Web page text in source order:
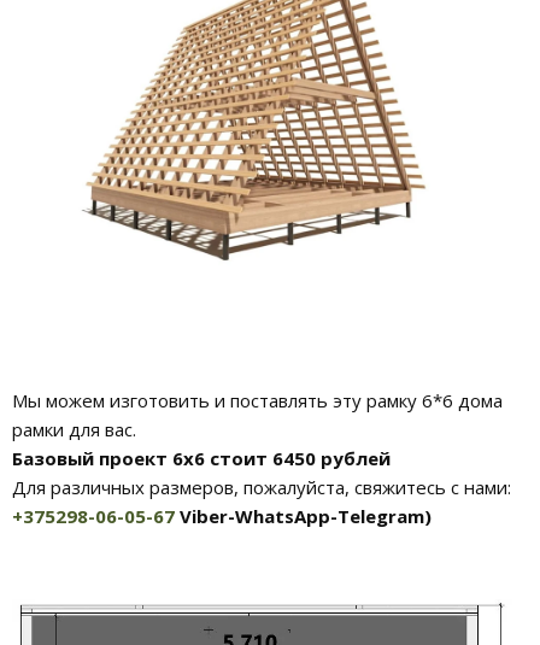
Мы можем изготовить и поставлять эту рамку 6*6 дома
рамки для вас.
Базовый проект 6х6 стоит 6450 рублей
Для различных размеров, пожалуйста, свяжитесь с нами:
+375298-06-05-67 Viber-WhatsApp-Telegram)